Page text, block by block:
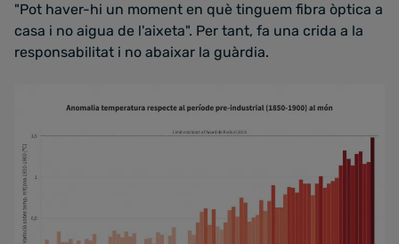
"Pot haver-hi un moment en què tinguem fibra òptica a
casa i no aigua de l'aixeta". Per tant, fa una crida a la
responsabilitat i no abaixar la guàrdia.